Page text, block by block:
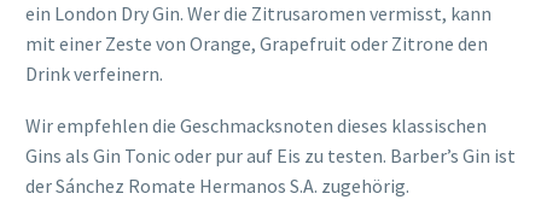
ein London Dry Gin. Wer die Zitrusaromen vermisst, kann
mit einer Zeste von Orange, Grapefruit oder Zitrone den
Drink verfeinern.
Wir empfehlen die Geschmacksnoten dieses klassischen
Gins als Gin Tonic oder pur auf Eis zu testen. Barber’s Gin ist
der Sánchez Romate Hermanos S.A. zugehörig.